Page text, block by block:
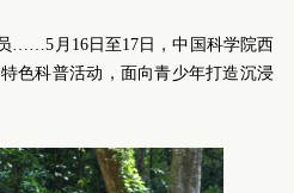
……5月16日至17日，中国科学院西
色科普活动，面向青少年打造沉浸